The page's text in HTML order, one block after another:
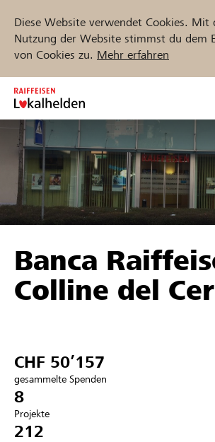
Diese Website verwendet Cookies. Mit
Nutzung der Website stimmst du dem
von Cookies zu. Mehr erfahren
Zum
Inhalt
springen
Unterstützen
Hilfe & Support
Anmelden
Projekte und Organisationen finden
Jetzt starten
Banca
Colline del
CHF 50’157
gesammelte Spenden
8
Projekte
212